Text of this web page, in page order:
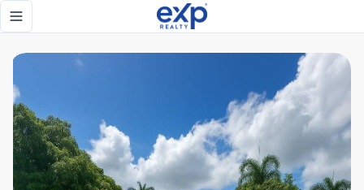
Toggle navigation menu
OPORTUNIDAD DE TERRENO A LA VENTA EN LAS